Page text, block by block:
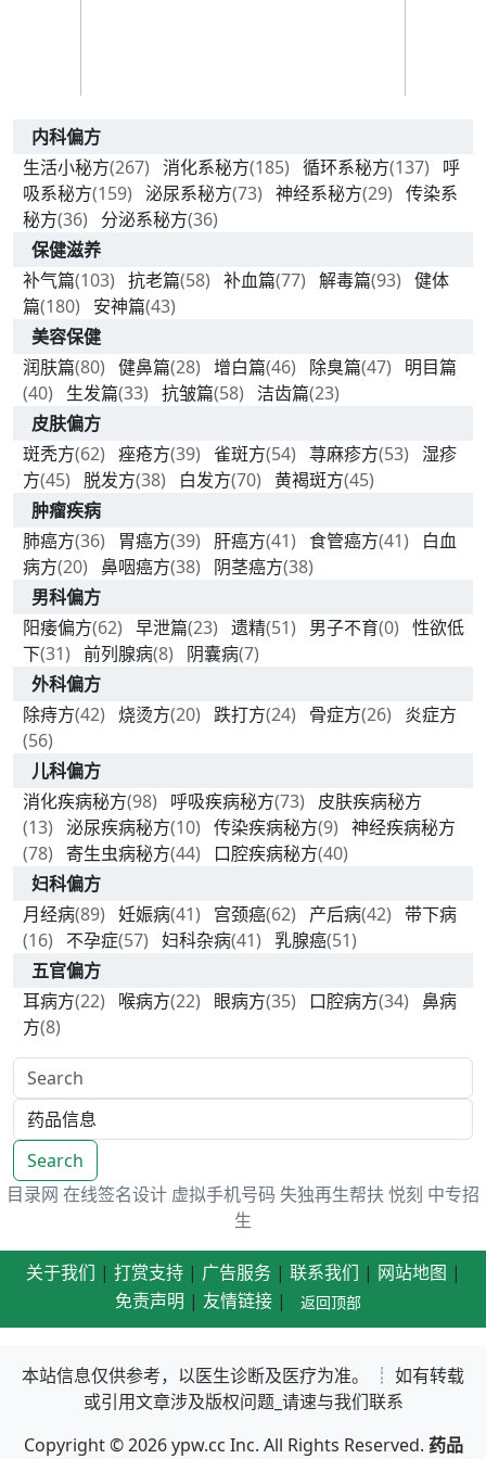
内科偏方
生活小秘方(267) 消化系秘方(185) 循环系秘方(137)
呼
吸系秘方(159) 泌尿系秘方(73) 神经系秘方(29) 传染系
秘方(36) 分泌系秘方(36)
保健滋养
补气篇(103) 抗老篇(58) 补血篇(77) 解毒篇(93) 健体
篇(180) 安神篇(43)
美容保健
润肤篇(80) 健鼻篇(28) 增白篇(46) 除臭篇(47)
明目篇
(40)
生发篇(33) 抗皱篇(58) 洁齿篇(23)
皮肤偏方
斑秃方(62) 痤疮方(39) 雀斑方(54) 荨麻疹方(53)
湿疹
方(45) 脱发方(38) 白发方(70) 黄褐斑方(45)
肿瘤疾病
肺癌方(36) 胃癌方(39) 肝癌方(41) 食管癌方(41)
白血
病方(20) 鼻咽癌方(38) 阴茎癌方(38)
男科偏方
阳痿偏方(62) 早泄篇(23) 遗精(51) 男子不育(0) 性欲低
下(31) 前列腺病(8) 阴囊病(7)
外科偏方
除痔方(42) 烧烫方(20) 跌打方(24) 骨症方(26)
炎症方
(56)
儿科偏方
消化疾病秘方(98) 呼吸疾病秘方(73)
皮肤疾病秘方
(13) 泌尿疾病秘方(10) 传染疾病秘方(9) 神经疾病秘方
(78)
寄生虫病秘方(44) 口腔疾病秘方(40)
妇科偏方
月经病(89) 妊娠病(41) 宫颈癌(62) 产后病(42) 带下病
(16)
不孕症(57) 妇科杂病(41) 乳腺癌(51)
五官偏方
耳病方(22) 喉病方(22) 眼病方(35) 口腔病方(34) 鼻病
方(8)
Search
目录网 在线签名设计 虚拟手机号码 失独再生帮扶 悦刻 中专招
生
关于我们 | 打赏支持| 广告服务| 联系我们 | 网站地图 |
免责声明 | 友情链接 | 返回顶部
本站信息仅供参考，以医生诊断及医疗为准。 ┊ 如有转载
或引用文章涉及版权问题_请速与我们联系
Copyright © 2026ypw.cc Inc. All Rights Reserved. 药品